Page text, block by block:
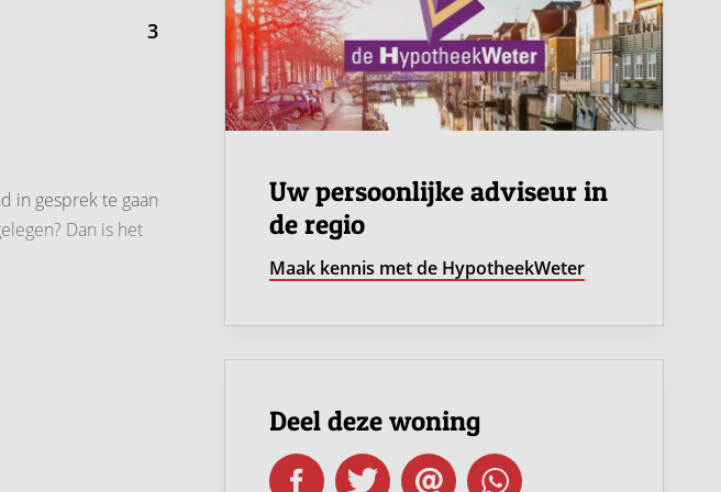
3
in gesprek te gaan
Dan is het
in de vorm van
Uw persoonlijke adviseur in
de regio
Maak kennis met de HypotheekWeter
Deel deze woning